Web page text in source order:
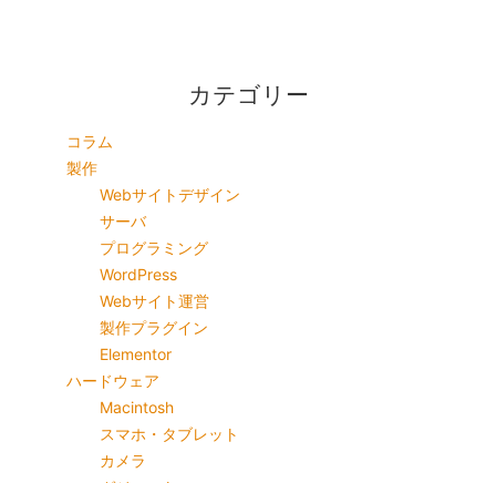
カテゴリー
コラム
製作
Webサイトデザイン
サーバ
プログラミング
WordPress
Webサイト運営
製作プラグイン
Elementor
ハードウェア
Macintosh
スマホ・タブレット
カメラ